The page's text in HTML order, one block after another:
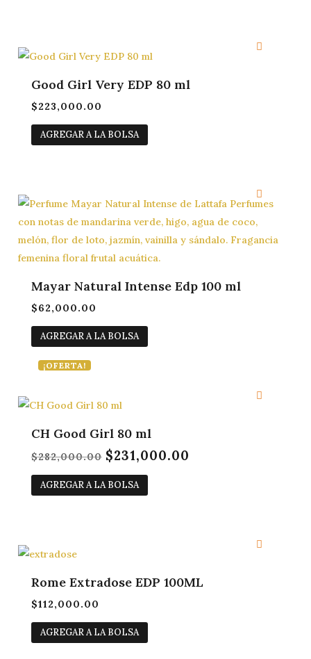
Good Girl Very EDP 80 ml
$223,000.00
AGREGAR A LA BOLSA
Mayar Natural Intense Edp 100 ml
$62,000.00
AGREGAR A LA BOLSA
¡OFERTA!
CH Good Girl 80 ml
$282,000.00 El
precio
original
$231,000.00
AGREGAR A LA BOLSA
Rome Extradose EDP 100ML
$112,000.00
AGREGAR A LA BOLSA